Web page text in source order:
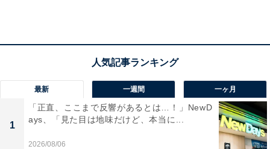
手づくり、できたてのうどんを“シェイク”する新
体験
最新 一週間 一ヶ月
1
「正直、ここまで反響があるとは…！」NewD
ays、「見た目は地味だけど、本当に...
2026/08/06